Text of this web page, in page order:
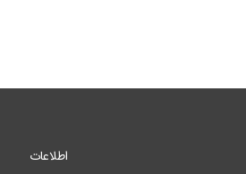
اطلاعات